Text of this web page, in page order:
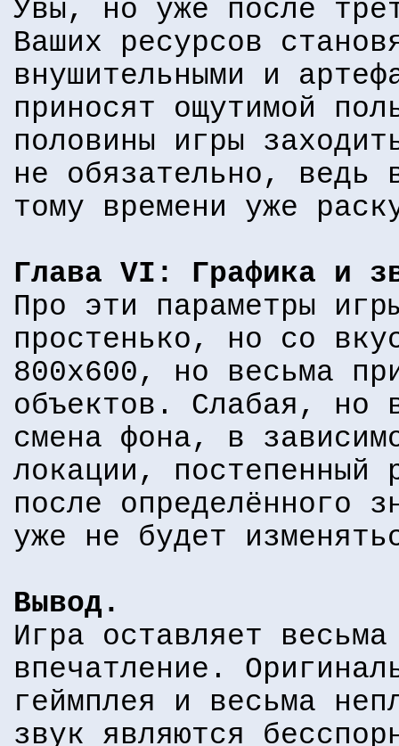
Увы, но уже после
Ваших ресурсов
внушительными и
приносят ощутимой
половины игры
не обязательно, ведь
тому времени уже
Глава VI: Графика и
Про эти параметры
простенько, но со
800x600, но весьма
объектов. Слабая, но
смена фона, в
локации, постепенный
после определённого
уже не будет
Вывод.
Игра оставляет весьма
впечатление.
геймплея и весьма
звук являются